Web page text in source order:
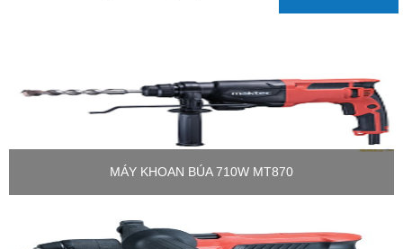
MÁY KHOAN BÚA 710W MT870